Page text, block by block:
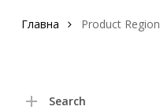
Главна Product Region
Search